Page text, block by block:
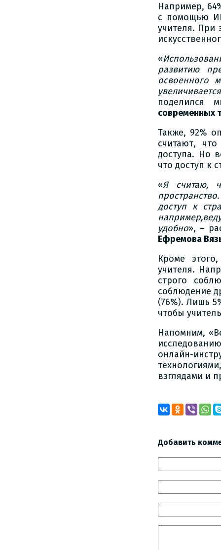
Например,
с помощью
учителя. При
«
развитию
освоенного
поделился
современных
Также, 92%
считают,
доступа. Но
что доступ к
«Я считаю,
доступ к
удобно», –
Ефремова
Кроме
учителя.
строго
соблюдение
(76%). Лишь
чтобы
Напомним,
онлайн-
взглядами и
Добавить